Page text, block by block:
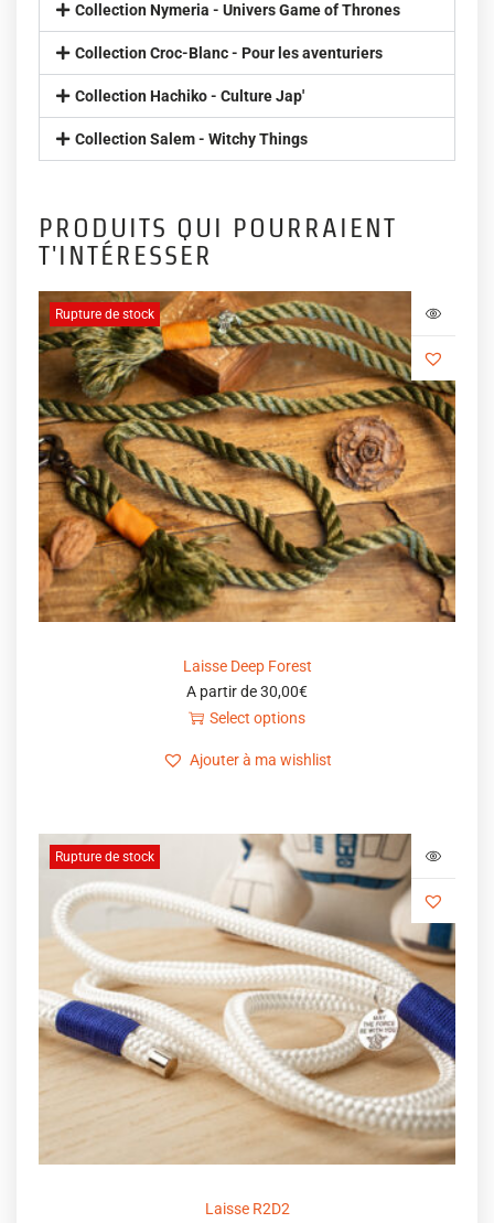
Collection Nymeria - Univers Game of Thrones
Collection Croc-Blanc - Pour les aventuriers
Collection Hachiko - Culture Jap'
Collection Salem - Witchy Things
PRODUITS QUI POURRAIENT
T'INTÉRESSER
Rupture de stock
Laisse Deep Forest
A partir de30,00€
Select options
Ajouter à ma wishlist
Rupture de stock
Laisse R2D2